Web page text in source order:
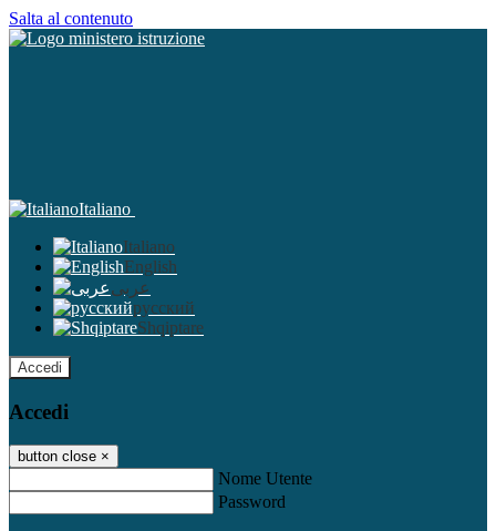
Salta al contenuto
Italiano
Italiano
English
عربى
русский
Shqiptare
Accedi
Accedi
button close ×
Nome Utente
Password